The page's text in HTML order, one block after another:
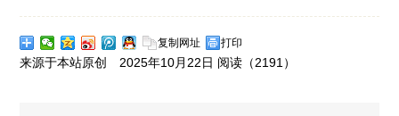
复制网址 打印
来源于本站原创 2025年10月22日 阅读（2191）